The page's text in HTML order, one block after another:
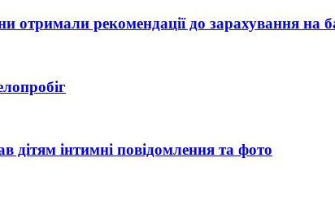
отримали рекомендації до зарахування на
дітям інтимні повідомлення та фото